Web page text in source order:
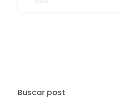
Buscar post